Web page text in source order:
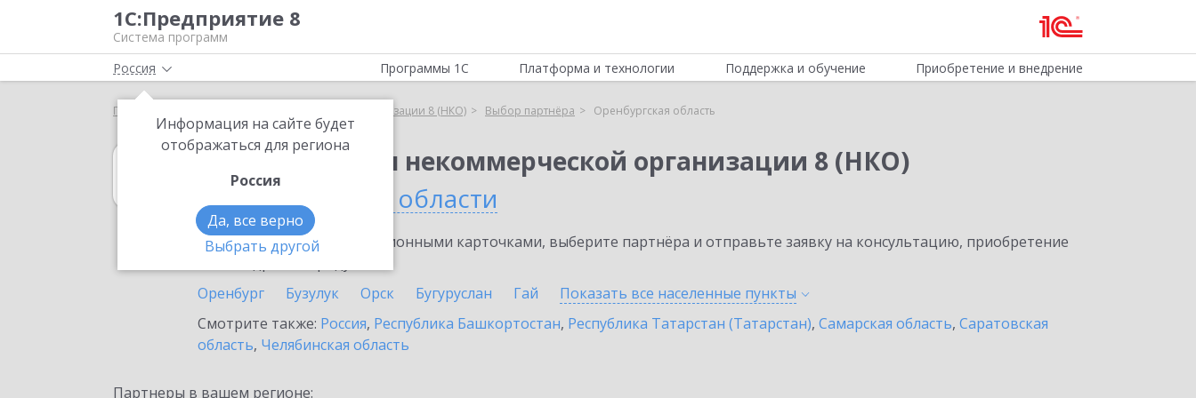
1С:Предприятие 8
Система программ
Россия
Информация на сайте будет
отображаться для региона
Россия
Да, все верно
Выбрать другой
Программы 1С Платформа и технологии Поддержка и обучение Приобретение и внедрение
Главная 1С:Бухгалтерия некоммерческой организации 8 (НКО) Выбор партнёра Оренбургская область
1С:Бухгалтерия некоммерческой организации 8 (НКО)
в Оренбургской области
Ознакомьтесь с информационными карточками, выберите партнёра и отправьте заявку на консультацию, приобретение
Оренбург
Бузулук Орск Бугуруслан Гай Показать все населенные пункты
Смотрите также: Россия, Республика Башкортостан, Республика Татарстан (Татарстан), Самарская область, Саратовская
область, Челябинская область
Партнеры в вашем регионе: